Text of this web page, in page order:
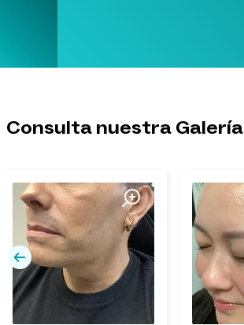
Consulta nuestra Galería
Previa